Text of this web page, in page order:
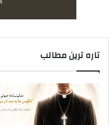
تاره ترین مطالب